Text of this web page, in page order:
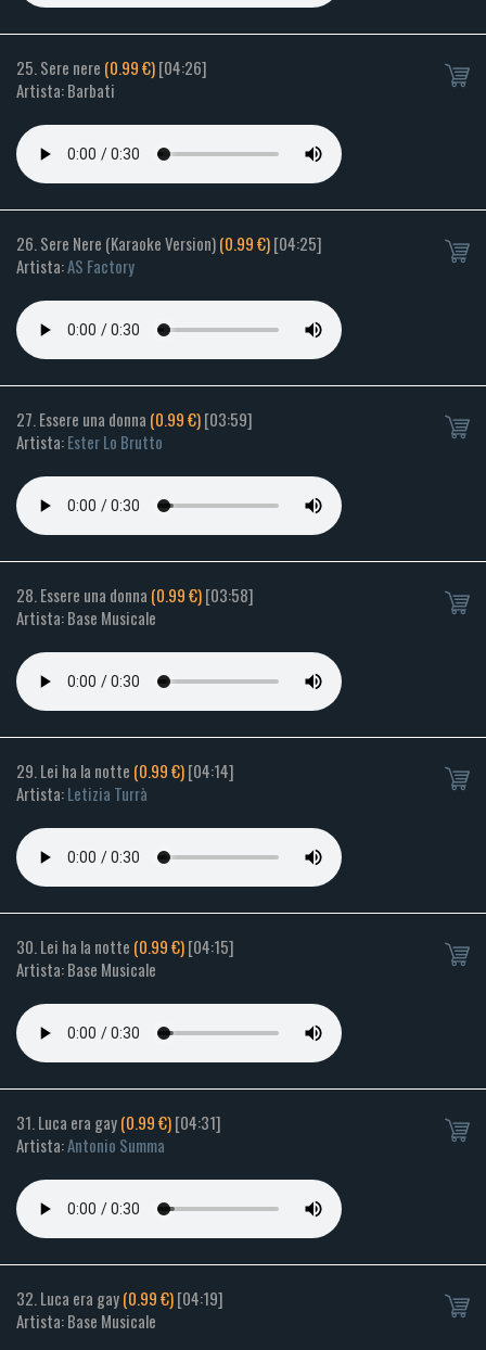
25. Sere nere (0.99 €)[04:26]
Artista: Barbati
26. Sere Nere (Karaoke Version)(0.99 €)[04:25]
Artista:AS Factory
27. Essere una donna (0.99 €)[03:59]
Artista:Ester Lo Brutto
28. Essere una donna (0.99 €)[03:58]
Artista: Base Musicale
29. Lei ha la notte (0.99 €)[04:14]
Artista:Letizia Turrà
30. Lei ha la notte (0.99 €)[04:15]
Artista: Base Musicale
31. Luca era gay(0.99 €)[04:31]
Artista:Antonio Summa
32. Luca era gay(0.99 €)[04:19]
Artista: Base Musicale